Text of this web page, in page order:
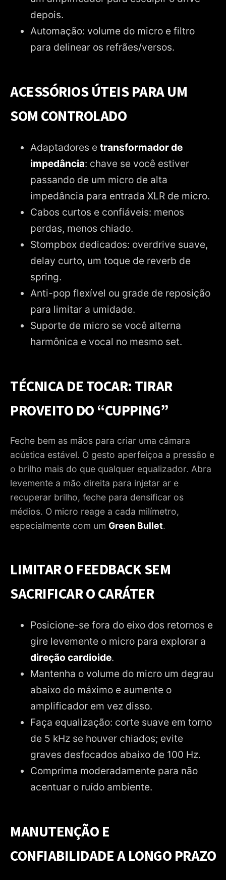
depois.
Automação: volume do micro e filtro
para delinear os refrães/versos.
ACESSÓRIOS ÚTEIS PARA UM
SOM CONTROLADO
Adaptadores e transformador de
impedância: chave se você estiver
passando de um micro de alta
impedância para entrada XLR de micro.
Cabos curtos e confiáveis: menos
perdas, menos chiado.
Stompbox dedicados: overdrive suave,
delay curto, um toque de reverb de
spring.
Anti-pop flexível ou grade de reposição
para limitar a umidade.
Suporte de micro se você alterna
harmônica e vocal no mesmo set.
TÉCNICA DE TOCAR: TIRAR
PROVEITO DO “CUPPING”
Feche bem as mãos para criar uma câmara
acústica estável. O gesto aperfeiçoa a pressão e
o brilho mais do que qualquer equalizador. Abra
levemente a mão direita para injetar ar e
recuperar brilho, feche para densificar os
médios. O micro reage a cada milímetro,
especialmente com um Green Bullet.
LIMITAR O FEEDBACK SEM
SACRIFICAR O CARÁTER
Posicione-se fora do eixo dos retornos e
gire levemente o micro para explorar a
direção cardioide.
Mantenha o volume do micro um degrau
abaixo do máximo e aumente o
amplificador em vez disso.
Faça equalização: corte suave em torno
de 5 kHz se houver chiados; evite
graves desfocados abaixo de 100 Hz.
Comprima moderadamente para não
acentuar o ruído ambiente.
MANUTENÇÃO E
CONFIABILIDADE A LONGO PRAZO